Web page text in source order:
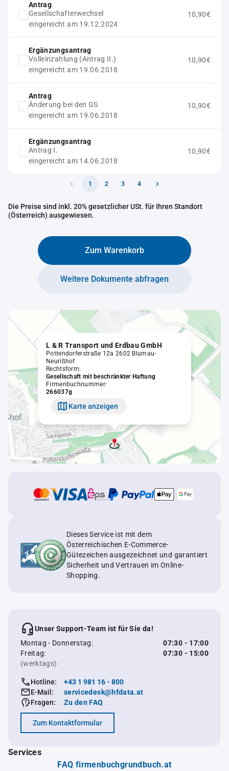
Antrag
Gesellschafterwechsel
eingereicht am 19.12.2024
10,90€
Ergänzungsantrag
Volleinzahlung (Antrag II.)
eingereicht am 19.06.2018
10,90€
Antrag
Änderung bei den GS
eingereicht am 19.06.2018
10,90€
Ergänzungsantrag
Antrag I.
eingereicht am 14.06.2018
10,90€
1 2 3 4
Die Preise sind inkl. 20% gesetzlicher USt. für Ihren Standort
(Österreich) ausgewiesen.
Zum Warenkorb
Weitere Dokumente abfragen
L & R Transport und Erdbau GmbH
Pottendorferstraße 12a 2602 Blumau-
Neurißhof
Rechtsform:
Gesellschaft mit beschränkter Haftung
Firmenbuchnummer:
266037g
Karte anzeigen
Dieses Service ist mit dem
Österreichischen E-Commerce-
Gütezeichen ausgezeichnet und garantiert
Sicherheit und Vertrauen im Online-
Shopping.
Unser Support-Team ist für Sie da!
Montag - Donnerstag:
07:30 - 17:00
Freitag:
07:30 - 15:00
(werktags)
Hotline:
+43 1 981 16 - 800
E-Mail:
servicedesk@hfdata.at
Fragen:
Zu den FAQ
Zum Kontaktformular
Services
FAQ firmenbuchgrundbuch.at